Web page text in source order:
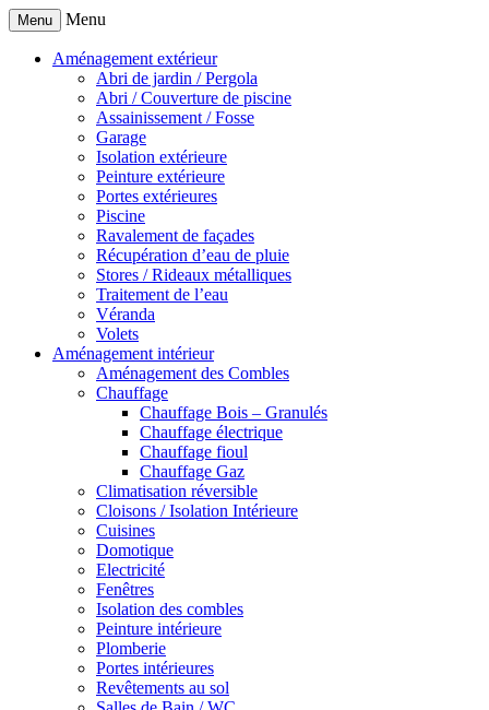
Menu Menu
Aménagement extérieur
Abri de jardin / Pergola
Abri / Couverture de piscine
Assainissement / Fosse
Garage
Isolation extérieure
Peinture extérieure
Portes extérieures
Piscine
Ravalement de façades
Récupération d’eau de pluie
Stores / Rideaux métalliques
Traitement de l’eau
Véranda
Volets
Aménagement intérieur
Aménagement des Combles
Chauffage
Chauffage Bois – Granulés
Chauffage électrique
Chauffage fioul
Chauffage Gaz
Climatisation réversible
Cloisons / Isolation Intérieure
Cuisines
Domotique
Electricité
Fenêtres
Isolation des combles
Peinture intérieure
Plomberie
Portes intérieures
Revêtements au sol